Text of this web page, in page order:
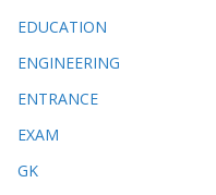
EDUCATION
ENGINEERING
ENTRANCE
EXAM
GK